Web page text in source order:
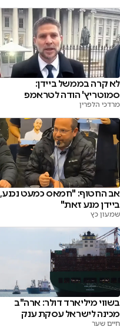
לא קרה בממשל ביידן:
סמוטריץ' הודה לטראמפ
מרדכי הלפרין
אב החטוף: "חמאס כמעט נכנע,
ביידן מנע זאת"
שמעון כץ
בשווי מיליארד דולר: ארה"ב
מכינה לישראל עסקת ענק
חיים שער